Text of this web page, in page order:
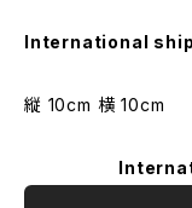
International
縦 10cm 横 10cm